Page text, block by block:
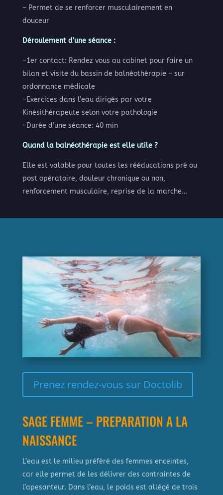
– Permet de se renforcer musculairement en
douceur
Déroulement d’une séance :
-1er contact: Rendez vous au cabinet pour faire un
bilan et visite du bassin de balnéothérapie – sur
ordonnance médicale
-Exercices dans l’eau dirigés par votre
Kinésithérapeute selon votre pathologie
-Durée d’une séance: 40 min
Quand la balnéothérapie est elle utile ?
Elle est valable pour toutes les rééducations pré ou
post opératoire, douleur chronique ou non,
renforcement musculaire, reprise de la marche…
Prenez rendez-vous sur Doctolib
SAGE FEMME – PREPARATION A LA
NAISSANCE
L’eau est le milieu préféré des femmes enceintes,
car elle permet de les délivrer des contraintes de
l’apesanteur. Dans l’eau, le poids est allégé de trois